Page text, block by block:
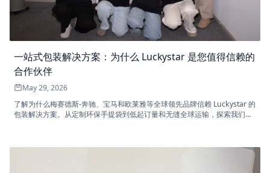
一站式包装解决方案：为什么 Luckystar 是您值得信赖的
合作伙伴
May 29, 2026
了解为什么梅赛德斯-奔驰、宝马和欧莱雅等全球领先品牌信赖 Luckystar 的
包装解决方案。从定制环保手提袋到低起订量和无缝全球运输，探索我们的